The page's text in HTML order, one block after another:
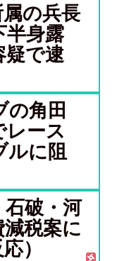
の兵長
半身露
疑で逮
の角田
レース
ルに阻
石破・河
税案に
）